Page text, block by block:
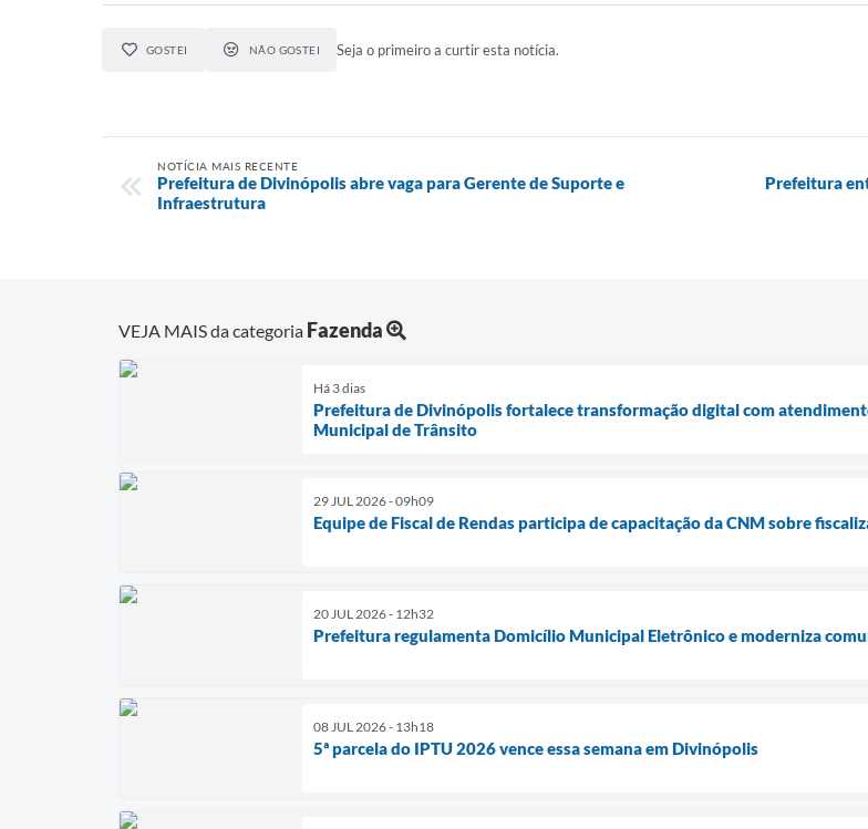
GOSTEI NÃO GOSTEI Seja o primeiro a curtir esta notícia.
NOTÍCIA MAIS RECENTE
Prefeitura de Divinópolis abre vaga para Gerente de Suporte e
Infraestrutura
Prefeitura
VEJA MAIS da categoria Fazenda
Há 3 dias
Prefeitura de Divinópolis fortalece transformação digital com
Municipal de Trânsito
29 JUL 2026 - 09h09
Equipe de Fiscal de Rendas participa de capacitação da CNM sobre
20 JUL 2026 - 12h32
Prefeitura regulamenta Domicílio Municipal Eletrônico e moderniza
08 JUL 2026 - 13h18
5ª parcela do IPTU 2026 vence essa semana em Divinópolis